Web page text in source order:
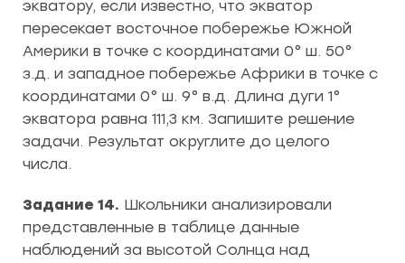
экватору, если известно, что экватор
пересекает восточное побережье Южной
Америки в точке с координатами 0° ш. 50°
з.д. и западное побережье Африки в точке с
координатами 0° ш. 9° в.д. Длина дуги 1°
экватора равна 111,3 км. Запишите решение
задачи. Результат округлите до целого
числа.
Задание 14. Школьники анализировали
представленные в таблице данные
наблюдений за высотой Солнца над